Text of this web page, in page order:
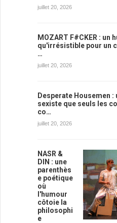
juillet 20, 2026
MOZART F#CKER : un
qu'irrésistible pour un
…
juillet 20, 2026
Desperate Housemen :
sexiste que seuls les
co…
juillet 20, 2026
NASR &
DIN : une
parenthès
e poétique
où
l'humour
côtoie la
philosophi
e